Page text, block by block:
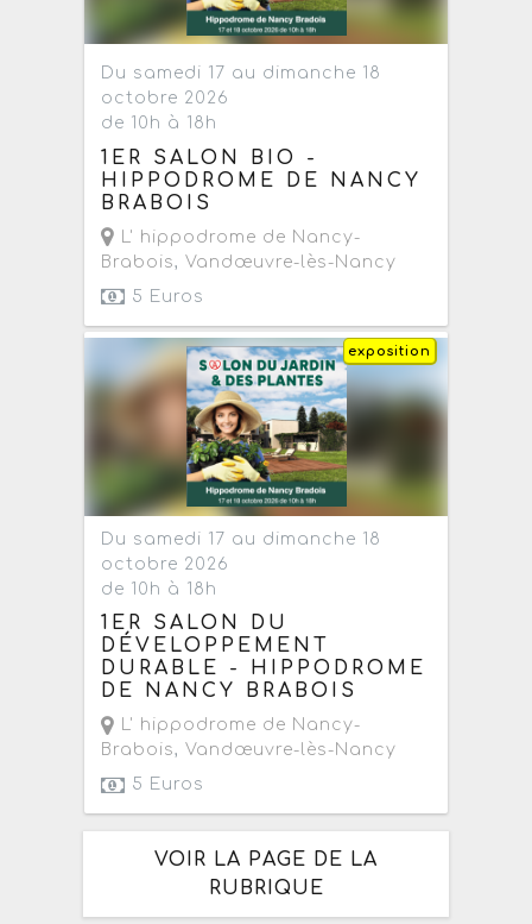
Du samedi 17 au dimanche 18
octobre 2026
de 10h à 18h
1ER SALON BIO -
HIPPODROME DE NANCY
BRABOIS
L' hippodrome de Nancy-
Brabois, Vandœuvre-lès-Nancy
5 Euros
exposition
Du samedi 17 au dimanche 18
octobre 2026
de 10h à 18h
1ER SALON DU
DÉVELOPPEMENT
DURABLE - HIPPODROME
DE NANCY BRABOIS
L' hippodrome de Nancy-
Brabois, Vandœuvre-lès-Nancy
5 Euros
VOIR LA PAGE DE LA
RUBRIQUE